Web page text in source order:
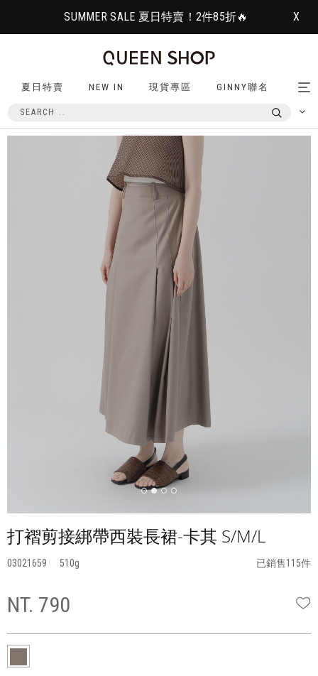
SUMMER SALE 夏日特賣！2件85折🔥 X
夏日特賣 NEW IN 現貨專區 GINNY聯名
打褶剪接綁帶西裝長裙-卡其 S/M/L
03021659 510 已銷售115件
NT. 790